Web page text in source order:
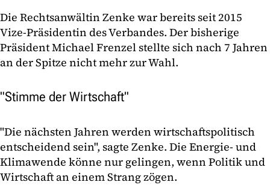
Die Rechtsanwältin Zenke war bereits seit 2015
Vize-Präsidentin des Verbandes. Der bisherige
Präsident Michael Frenzel stellte sich nach 7 Jahren
an der Spitze nicht mehr zur Wahl.
"Stimme der Wirtschaft"
"Die nächsten Jahren werden wirtschaftspolitisch
entscheidend sein", sagte Zenke. Die Energie- und
Klimawende könne nur gelingen, wenn Politik und
Wirtschaft an einem Strang zögen.